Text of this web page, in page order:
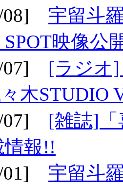
08] 宇留斗
映像公
07] [ラジオ]
木STUDIO
07] [雑誌]「
情報!!
01] 宇留斗